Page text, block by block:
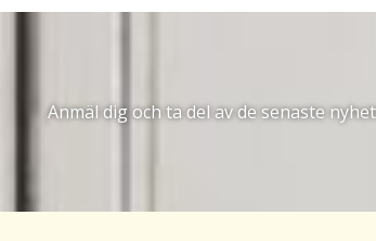
Anmäl dig och ta del av de senaste